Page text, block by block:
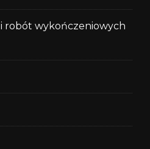
robót wykończeniowych